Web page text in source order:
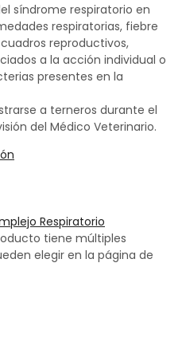
síndrome respiratorio en
respiratorias, fiebre
reproductivos,
a la acción individual o
presentes en la
a terneros durante el
del Médico Veterinario.
Respiratorio
tiene múltiples
elegir en la página de